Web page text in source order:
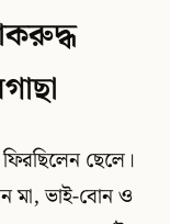
ছেলে।
মা, ভাই-বোন ও